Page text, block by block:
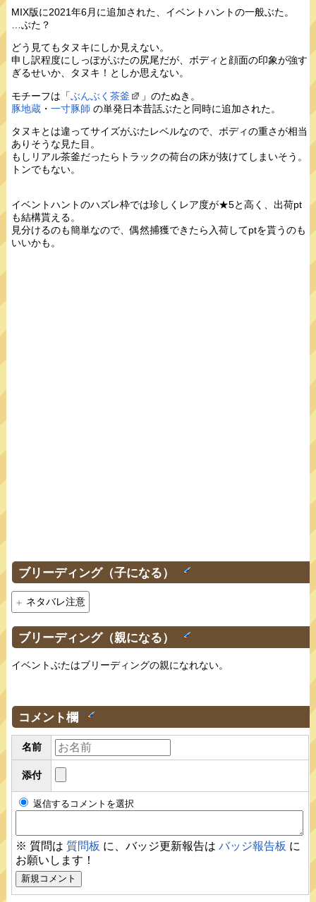
MIX版に2021年6月に追加された、イベントハントの一般ぶた。
…ぶた？
どう見てもタヌキにしか見えない。
申し訳程度にしっぽがぶたの尻尾だが、ボディと顔面の印象が強す
ぎるせいか、タヌキ！としか思えない。
モチーフは「ぶんぶく茶釜
」のたぬき。
豚地蔵 ・一寸豚師 の単発日本昔話ぶたと同時に追加された。
タヌキとは違ってサイズがぶたレベルなので、ボディの重さが相当
ありそうな見た目。
もしリアル茶釜だったらトラックの荷台の床が抜けてしまいそう。
トンでもない。
イベントハントのハズレ枠では珍しくレア度が★5と高く、出荷pt
も結構貰える。
見分けるのも簡単なので、偶然捕獲できたら入荷してptを貰うのも
いいかも。
ブリーディング（子になる） †
ネタバレ注意
ブリーディング（親になる） †
イベントぶたはブリーディングの親になれない。
コメント欄 †
名前
添付
返信するコメントを選択
※ 質問は 質問板 に、バッジ更新報告はバッジ報告板 に
お願いします！